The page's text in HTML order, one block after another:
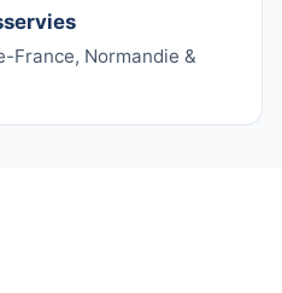
France, Normandie &